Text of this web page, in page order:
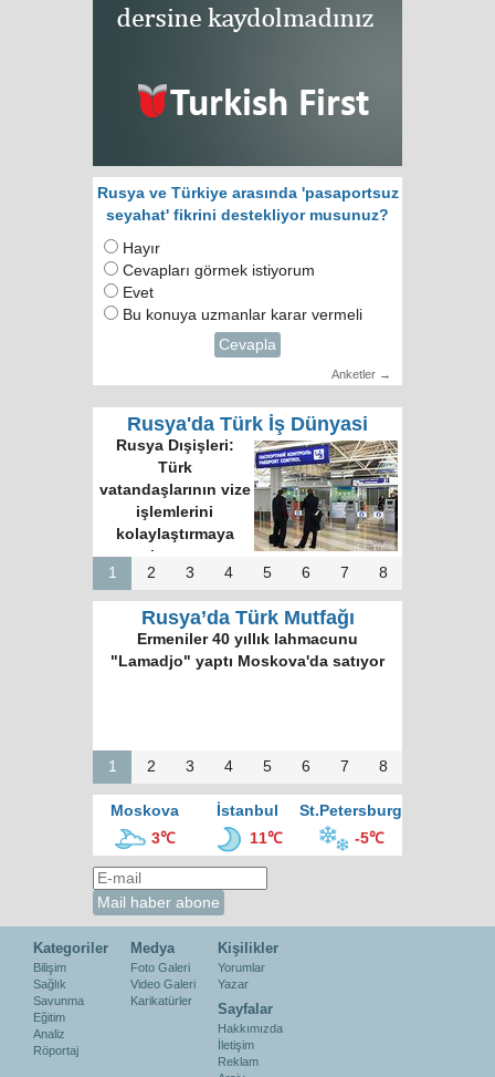
Rusya ve Türkiye arasında 'pasaportsuz
seyahat' fikrini destekliyor musunuz?
Hayır
Cevapları görmek istiyorum
Evet
Bu konuya uzmanlar karar vermeli
Cevapla
Anketler →
Rusya'da Türk İş Dünyasi
Rusya Dışişleri:
Türk
vatandaşlarının vize
işlemlerini
kolaylaştırmaya
hazırız
1
2 3 4 5 6 7 8
Rusya’da Türk Mutfağı
Ermeniler 40 yıllık lahmacunu
"Lamadjo" yaptı Moskova'da satıyor
1 2 3 4 5 6 7 8
Moskova İstanbul
St.Petersburg
3℃
11℃ -5℃
Kategoriler
Bilişim
Sağlık
Savunma
Eğitim
Analiz
Röportaj
Medya
Foto Galeri
Video Galeri
Karikatürler
Kişilikler
Yorumlar
Yazar
Sayfalar
Hakkımızda
İletişim
Reklam